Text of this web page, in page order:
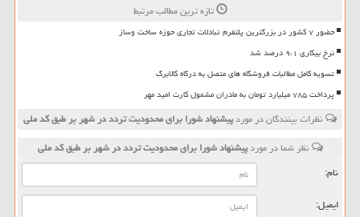
تازه ترین مطالب مرتبط
حضور ۷ کشور در بزرگترین پلتفرم تبادلات تجاری حوزه ساخت وساز
نرخ بیکاری ۹،۱ درصد شد
تسویه کامل مطالبات فروشگاه های متصل به درگاه کالابرگ
پرداخت ۷۸۵ میلیارد تومان به مادران مشمول کارت امید مهر
نظرات بینندگان در موردپیشنهاد شورا برای محدودیت تردد در شهر بر طبق كد ملی
نظر شما در موردپیشنهاد شورا برای محدودیت تردد در شهر بر طبق كد ملی
نام:
ایمیل: